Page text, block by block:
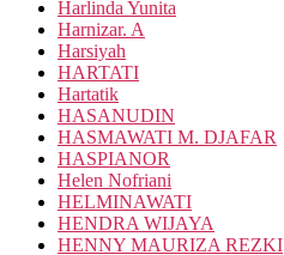
Harlinda Yunita
Harnizar. A
Harsiyah
HARTATI
Hartatik
HASANUDIN
HASMAWATI M. DJAFAR
HASPIANOR
Helen Nofriani
HELMINAWATI
HENDRA WIJAYA
HENNY MAURIZA REZKI